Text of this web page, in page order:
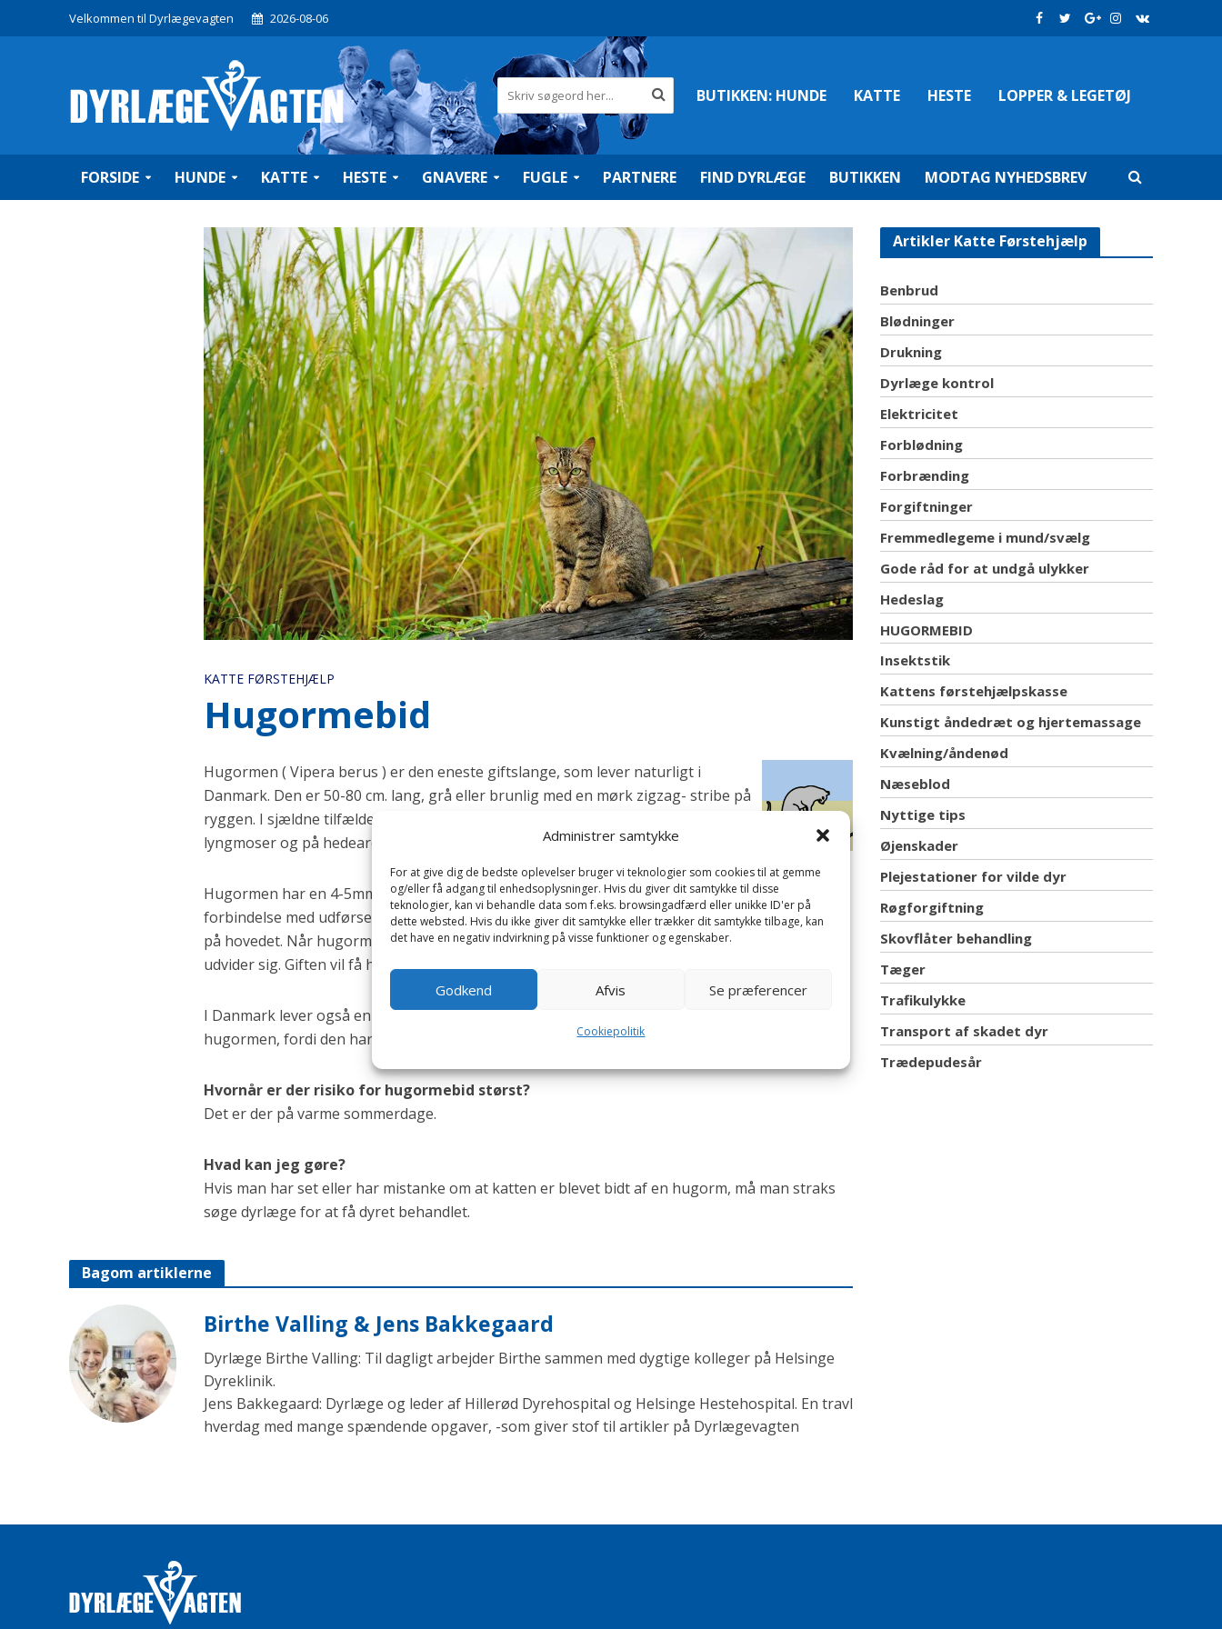
Administrer samtykke
For at give dig de bedste oplevelser bruger vi teknologier som cookies til at gemme
og/eller få adgang til enhedsoplysninger. Hvis du giver dit samtykke til disse
teknologier, kan vi behandle data som f.eks. browsingadfærd eller unikke ID'er på
dette websted. Hvis du ikke giver dit samtykke eller trækker dit samtykke tilbage, kan
det have en negativ indvirkning på visse funktioner og egenskaber.
Godkend Afvis Se præferencer
Cookiepolitik
Velkommen til Dyrlægevagten 2026-08-06
BUTIKKEN:HUNDE KATTE HESTE LOPPER & LEGETØJ
FORSIDE HUNDE KATTE HESTE GNAVERE FUGLE PARTNERE FIND DYRLÆGE BUTIKKEN MODTAG NYHEDSBREV
KATTE FØRSTEHJÆLP
Hugormebid
Hugormen ( Vipera berus ) er den eneste giftslange, som lever naturligt i
Danmark. Den er 50-80 cm. lang, grå eller brunlig med en mørk zigzag- stribe på
ryggen. I sjældne tilfælde kan hugormen være sort. Den lever overvejende i
lyngmoser og på hedearealer, og føden er overvejende mus.
Hugormen har en 4-5mm lang gifttand på overkæbebenet, som via en kanal i tanden står i
forbindelse med udførselsgangen fra en giftkirtel, som er en slags spytkirtel, der sidder bagtil
på hovedet. Når hugormen bider, afgiver den en gift, som bevirker, at blodkarrene på dyret
udvider sig. Giften vil få huden til at hæve i det område, hvor hugormen har bidt.
I Danmark lever også en anden slange i naturen. Det er snogen, som kan kendes fra
hugormen, fordi den har to tydelige gule nakkepletter. Snogen afgiver ikke gift, når den bider.
Hvornår er der risiko for hugormebid størst?
Det er der på varme sommerdage.
Hvad kan jeg gøre?
Hvis man har set eller har mistanke om at katten er blevet bidt af en hugorm, må man straks
søge dyrlæge for at få dyret behandlet.
Bagom artiklerne
Birthe Valling & Jens Bakkegaard
Dyrlæge Birthe Valling: Til dagligt arbejder Birthe sammen med dygtige kolleger på Helsinge
Dyreklinik.
Jens Bakkegaard: Dyrlæge og leder af Hillerød Dyrehospital og Helsinge Hestehospital. En travl
hverdag med mange spændende opgaver, -som giver stof til artikler på Dyrlægevagten
Artikler Katte Førstehjælp
Benbrud
Blødninger
Drukning
Dyrlæge kontrol
Elektricitet
Forblødning
Forbrænding
Forgiftninger
Fremmedlegeme i mund/svælg
Gode råd for at undgå ulykker
Hedeslag
HUGORMEBID
Insektstik
Kattens førstehjælpskasse
Kunstigt åndedræt og hjertemassage
Kvælning/åndenød
Næseblod
Nyttige tips
Øjenskader
Plejestationer for vilde dyr
Røgforgiftning
Skovflåter behandling
Tæger
Trafikulykke
Transport af skadet dyr
Trædepudesår